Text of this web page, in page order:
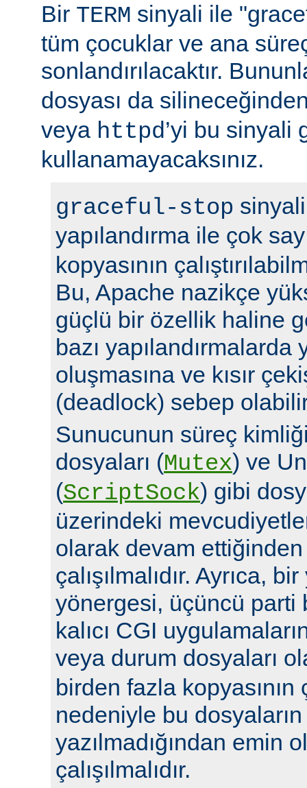
Bir TERM sinyali ile
tüm çocuklar ve ana
sonlandırılacaktır.
dosyası da
veya httpd’yi bu sinyali
kullanamayacaksınız.
graceful-stop
yapılandırma ile çok
kopyasının
Bu, Apache nazikçe
güçlü bir özellik haline
bazı yapılandırmalarda
oluşmasına ve kısır
(deadlock) sebep
Sunucunun süreç
dosyaları (Mutex) ve
(ScriptSock) gibi
üzerindeki
olarak devam
çalışılmalıdır. Ayrıca,
yönergesi, üçüncü parti
kalıcı CGI
veya durum dosyaları
birden fazla kopyasının
nedeniyle bu
yazılmadığından emin
çalışılmalıdır.